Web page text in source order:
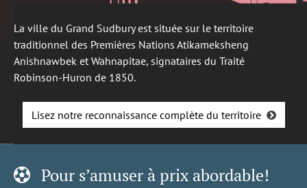
La ville du Grand Sudbury est située sur le territoire
traditionnel des Premières Nations Atikameksheng
Anishnawbek et Wahnapitae, signataires du Traité
Robinson-Huron de 1850.
Lisez notre reconnaissance complète du territoire
Pour s’amuser à prix abordable!